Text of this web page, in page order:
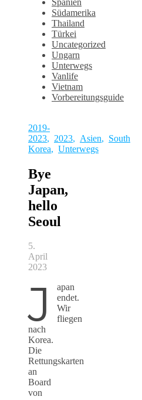
Südamerika
Thailand
Türkei
Uncategorized
Ungarn
Unterwegs
Vanlife
Vietnam
Vorbereitungsguide
2019-
2023, 2023, Asien, South
Korea, Unterwegs
Bye
Japan,
hello
Seoul
5.
April
2023
J
apan
endet.
Wir
fliegen
nach
Korea.
Die
Rettungskarten
an
Board
von